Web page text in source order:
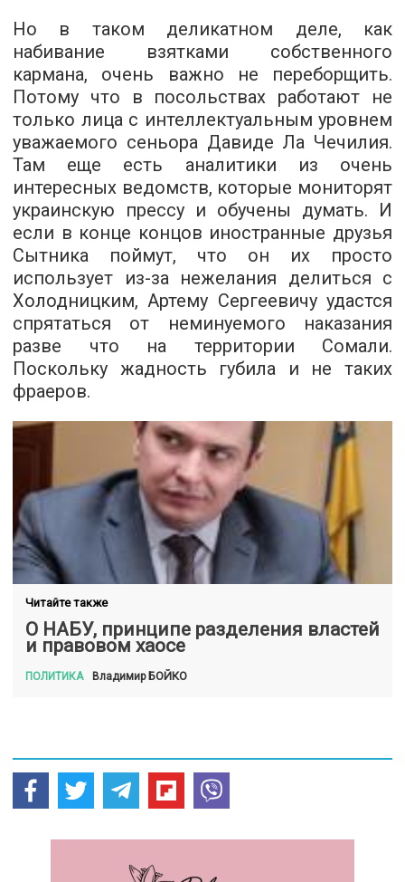
Но в таком деликатном деле, как
набивание взятками собственного
кармана, очень важно не переборщить.
Потому что в посольствах работают не
только лица с интеллектуальным уровнем
уважаемого сеньора Давиде Ла Чечилия.
Там еще есть аналитики из очень
интересных ведомств, которые мониторят
украинскую прессу и обучены думать. И
если в конце концов иностранные друзья
Сытника поймут, что он их просто
использует из-за нежелания делиться с
Холодницким, Артему Сергеевичу удастся
спрятаться от неминуемого наказания
разве что на территории Сомали.
Поскольку жадность губила и не таких
фраеров.
Читайте также
О НАБУ, принципе разделения властей
и правовом хаосе
ПОЛИТИКА ВладимирБОЙКО